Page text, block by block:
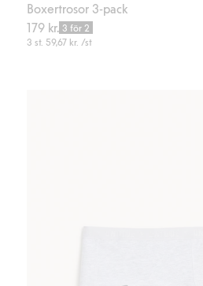
Boxertrosor 3-pack
179 kr. 3 för 2
3 st. 59,67 kr. /st